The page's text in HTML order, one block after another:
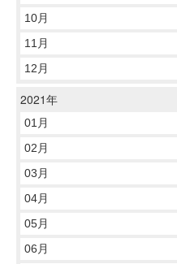
10月
11月
12月
2021年
01月
02月
03月
04月
05月
06月